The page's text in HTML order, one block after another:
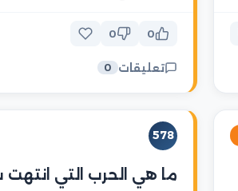
0
0
تعليقات 0
578
ما هي الحرب التي